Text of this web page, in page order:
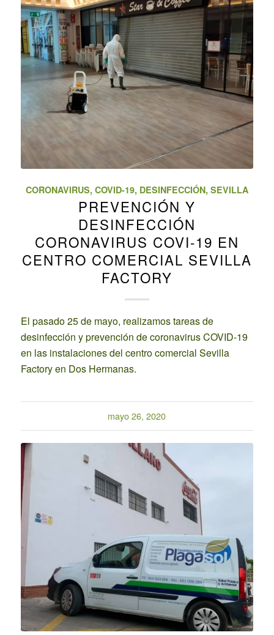
CORONAVIRUS, COVID-19, DESINFECCIÓN, SEVILLA
PREVENCIÓN Y
DESINFECCIÓN
CORONAVIRUS COVI-19 EN
CENTRO COMERCIAL SEVILLA
FACTORY
El pasado 25 de mayo, realizamos tareas de
desinfección y prevención de coronavirus COVID-19
en las instalaciones del centro comercial Sevilla
Factory en Dos Hermanas.
mayo 26, 2020